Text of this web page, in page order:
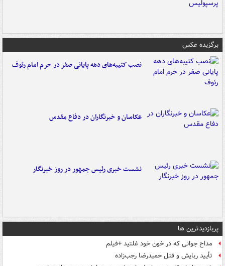
برگزیده عکس
نصب کتیبه‌های دهه پایانی صفر در حرم امام رئوف
عکاسان و خبرنگاران در دفاع مقدس
نشست خبری رئیس جمهور در روز خبرنگار
پربازدیدترین ها
مداح جوانی که در خون خود غلتید +فیلم
تأیید ربایش و قتل حمیدرضا رجب‌زاده